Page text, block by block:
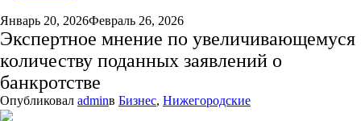
Январь 20, 2026Февраль 26, 2026
Экспертное мнение по увеличивающемуся
количеству поданных заявлений о
банкротстве
Опубликовал adminв Бизнес, Нижегородские